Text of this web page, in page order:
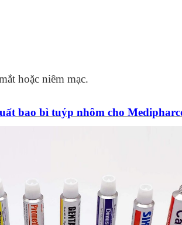
hoặc niêm mạc.
bao bì tuýp nhôm cho